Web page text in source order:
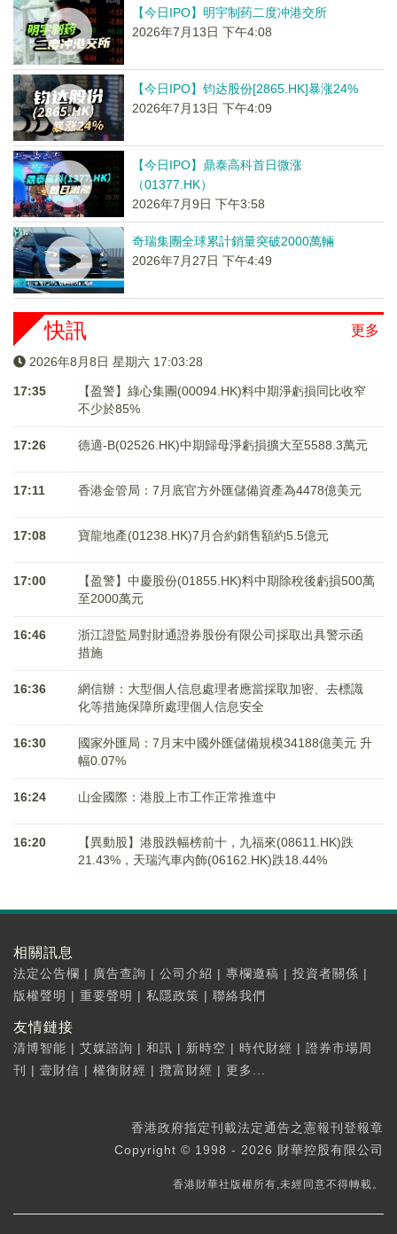
【今日IPO】明宇制药二度冲港交所
2026年7月13日 下午4:08
【今日IPO】钧达股份[2865.HK]暴涨24%
2026年7月13日 下午4:09
【今日IPO】鼎泰高科首日微涨
（01377.HK）
2026年7月9日 下午3:58
奇瑞集團全球累計銷量突破2000萬輛
2026年7月27日 下午4:49
更多
快訊
2026年8月8日 星期六 17:03:30
17:35
【盈警】綠心集團(00094.HK)料中期淨虧損同比收窄
不少於85%
17:26 德適-B(02526.HK)中期歸母淨虧損擴大至5588.3萬元
17:11 香港金管局：7月底官方外匯儲備資產為4478億美元
17:08 寶龍地產(01238.HK)7月合約銷售額約5.5億元
17:00
【盈警】中慶股份(01855.HK)料中期除稅後虧損500萬
至2000萬元
16:46
浙江證監局對財通證券股份有限公司採取出具警示函
措施
16:36
網信辦：大型個人信息處理者應當採取加密、去標識
化等措施保障所處理個人信息安全
16:30
國家外匯局：7月末中國外匯儲備規模34188億美元 升
幅0.07%
16:24 山金國際：港股上市工作正常推進中
16:20
【異動股】港股跌幅榜前十，九福來(08611.HK)跌
21.43%，天瑞汽車内飾(06162.HK)跌18.44%
相關訊息
法定公告欄 | 廣告查詢 | 公司介紹 | 專欄邀稿 | 投資者關係 |
版權聲明 | 重要聲明 | 私隱政策 | 聯絡我們
友情鏈接
清博智能 | 艾媒諮詢 | 和訊 | 新時空 | 時代財經 | 證券市場周
刊
| 壹財信 | 權衡財經 | 攬富財經 | 更多...
香港政府指定刊載法定通告之憲報刊登報章
Copyright © 1998 - 2026 財華控股有限公司
香港財華社版權所有,未經同意不得轉載。